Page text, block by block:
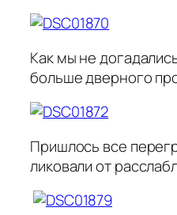
Как мы не
больше дверного
Пришлось все
ликовали от